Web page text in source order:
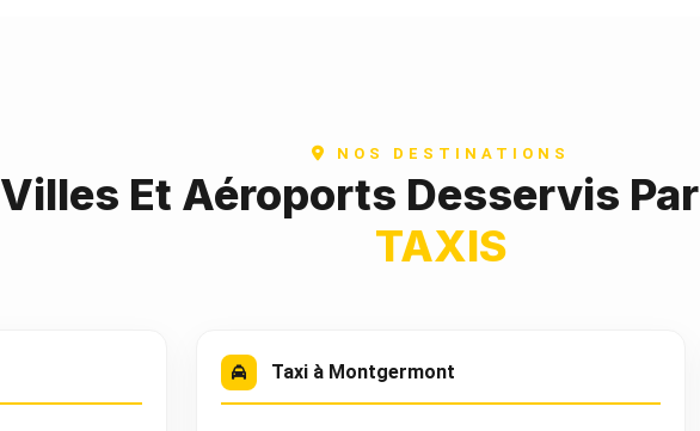
NOS DESTINATIONS
Villes Et Aéroports Desservis Par
TAXIS
Taxi à Montgermont